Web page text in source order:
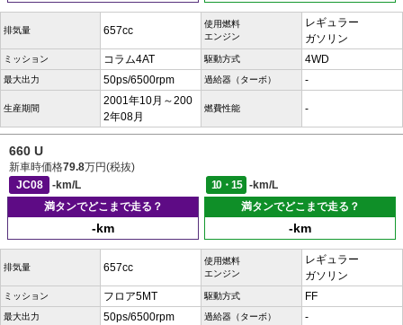
排気量 657cc
使用燃料
エンジン
レギュラー
ガソリン
ミッション コラム4AT 駆動方式 4WD
最大出力 50ps/6500rpm 過給器（ターボ） -
生産期間
2001年10月～200
2年08月
燃費性能 -
660 U
新車時価格79.8万円(税抜)
JC08
-km/L 10・15
-km/L
満タンでどこまで走る？
-km
満タンでどこまで走る？
-km
排気量 657cc
使用燃料
エンジン
レギュラー
ガソリン
ミッション フロア5MT 駆動方式 FF
最大出力 50ps/6500rpm 過給器（ターボ） -